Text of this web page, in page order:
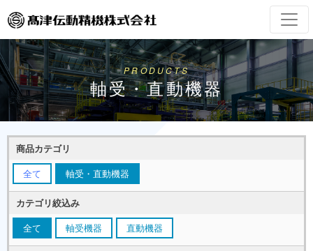
PRODUCTS
軸受・直動機器
商品カテゴリ
全て 軸受・直動機器
カテゴリ絞込み
全て 軸受機器 直動機器